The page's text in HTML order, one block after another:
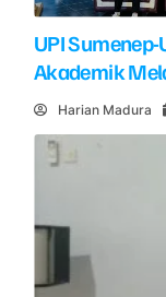
UPI
Akademik
Harian Madura